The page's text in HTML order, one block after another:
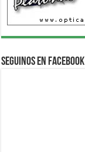
Seguinos en Facebook